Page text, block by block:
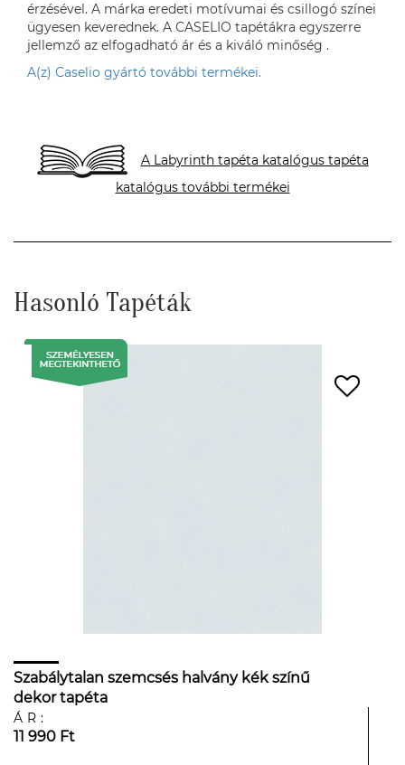
érzésével. A márka eredeti motívumai és csillogó színei
ügyesen keverednek. A CASELIO tapétákra egyszerre
jellemző az elfogadható ár és a kiváló minőség .
A(z) Caselio gyártó további termékei.
A Labyrinth tapéta katalógus tapéta
katalógus további termékei
Hasonló Tapéták
Szabálytalan szemcsés halvány kék színű
dekor tapéta
ÁR:
11 990 Ft